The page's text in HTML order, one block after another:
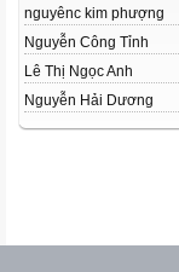
nguyênc kim phượng
Nguyễn Công Tỉnh
Lê Thị Ngọc Anh
Nguyễn Hải Dương